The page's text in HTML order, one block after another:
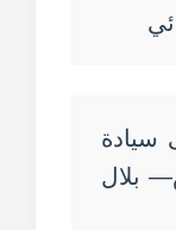
سيادة
بلال